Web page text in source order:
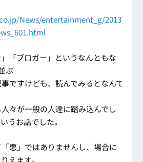
News/entertainment_g/2013
」「ブロガー」というなんともな
ぶ
ですけども、読んでみるとなんて
人々が一般の人達に踏み込んでし
うお話でした。
悪」ではありませんし、場合に